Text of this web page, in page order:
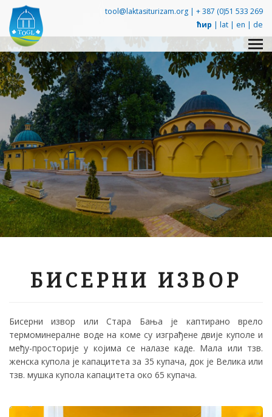
tool@laktasiturizam.org | + 387 (0)51 533 269
ћир | lat | en | de
БИСЕРНИ ИЗВОР
Бисерни извор или Стара Бања је каптирано врело
термоминералне воде на коме су изграђене двије куполе и
међу-просторије у којима се налазе каде. Мала или тзв.
женска купола је капацитета за 35 купача, док је Велика или
тзв. мушка купола капацитета око 65 купача.